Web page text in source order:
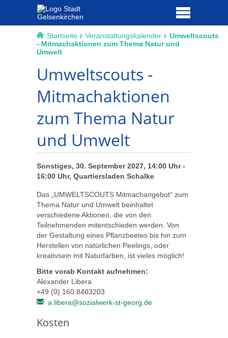
Startseite Veranstaltungskalender
Umweltscouts
- Mitmachaktionen zum Thema Natur und
Umwelt
Umweltscouts -
Mitmachaktionen
zum Thema Natur
und Umwelt
Sonstiges, 30. September 2027, 14:00 Uhr -
16:00 Uhr, Quartiersladen Schalke
Das „UMWELTSCOUTS Mitmachangebot“ zum
Thema Natur und Umwelt beinhaltet
verschiedene Aktionen, die von den
Teilnehmenden mitentschieden werden. Von
der Gestaltung eines Pflanzbeetes bis hin zum
Herstellen von natürlichen Peelings, oder
kreativsein mit Naturfarben, ist vieles möglich!
Bitte vorab Kontakt aufnehmen:
Alexander Libera
+49 (0) 160 8403203
a.libera@sozialwerk-st-georg.de
Kosten